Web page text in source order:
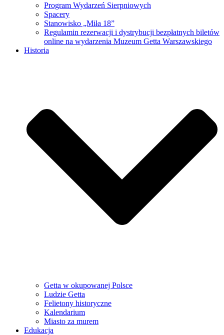
Program Wydarzeń Sierpniowych
Spacery
Stanowisko „Miła 18”
Regulamin rezerwacji i dystrybucji bezpłatnych biletów
online na wydarzenia Muzeum Getta Warszawskiego
Historia
Getta w okupowanej Polsce
Ludzie Getta
Felietony historyczne
Kalendarium
Miasto za murem
Edukacja